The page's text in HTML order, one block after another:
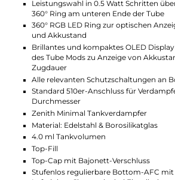
verschiedene 510er Drip Tips für
auch mit eigenen Drip Tips
Bottom-AFC erlaubt eine
Luftstroms für verschiedene
Kompatibilität und Coils
Der Zenith Minimal Tank ist
aus Innokin's Z-Serie, die sich
austauschen lassen. Im
Ohm Z-Coil für MTL Dampfen (15-18
Ohm Z-Coil für RDL Dampfen (30-
Diese Coils sorgen für
Geschmackserlebnis, dichten
durch ihre lange